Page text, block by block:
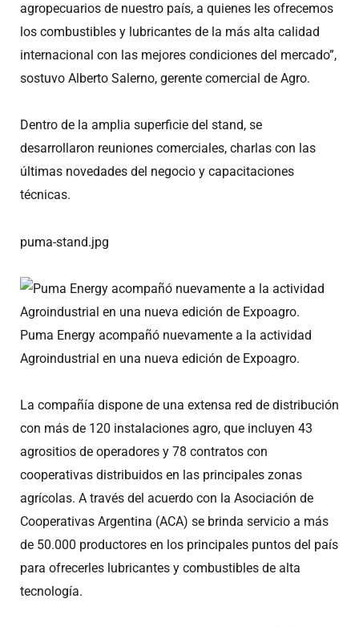
agropecuarios de nuestro país, a quienes les ofrecemos
los combustibles y lubricantes de la más alta calidad
internacional con las mejores condiciones del mercado”,
sostuvo Alberto Salerno, gerente comercial de Agro.
Dentro de la amplia superficie del stand, se
desarrollaron reuniones comerciales, charlas con las
últimas novedades del negocio y capacitaciones
técnicas.
puma-stand.jpg
Puma Energy acompañó nuevamente a la actividad
Agroindustrial en una nueva edición de Expoagro.
La compañía dispone de una extensa red de distribución
con más de 120 instalaciones agro, que incluyen 43
agrositios de operadores y 78 contratos con
cooperativas distribuidos en las principales zonas
agrícolas. A través del acuerdo con la Asociación de
Cooperativas Argentina (ACA) se brinda servicio a más
de 50.000 productores en los principales puntos del país
para ofrecerles lubricantes y combustibles de alta
tecnología.